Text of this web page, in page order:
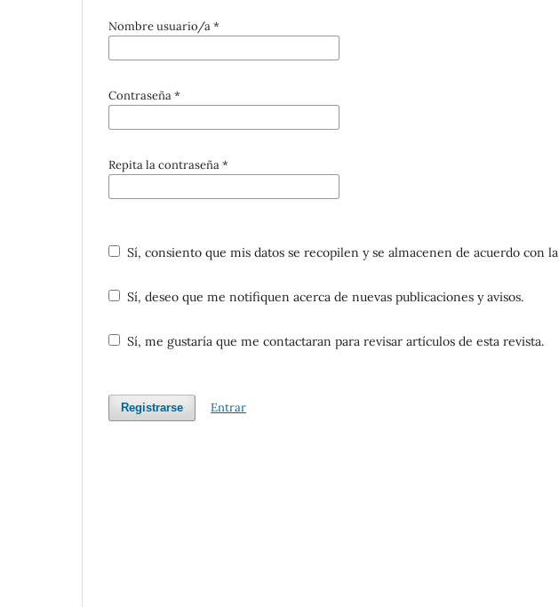
Nombre usuario/a*
Contraseña*
Repita la contraseña*
Sí, consiento que mis datos se recopilen y se almacenen de acuerdo con la
Sí, deseo que me notifiquen acerca de nuevas publicaciones y avisos.
Sí, me gustaría que me contactaran para revisar artículos de esta revista.
Registrarse Entrar